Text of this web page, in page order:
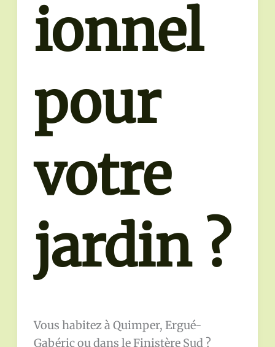
ionnel
pour
votre
jardin ?
Vous habitez à Quimper, Ergué-
Gabéric ou dans le Finistère Sud ?